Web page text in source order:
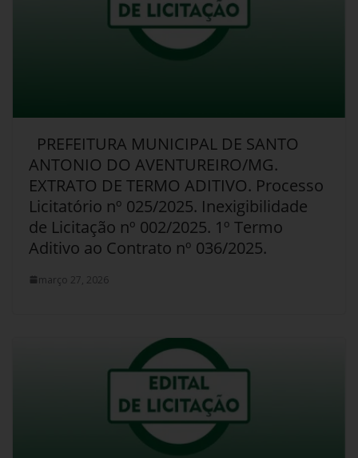
PREFEITURA MUNICIPAL DE SANTO
ANTONIO DO AVENTUREIRO/MG.
EXTRATO DE TERMO ADITIVO. Processo
Licitatório nº 025/2025. Inexigibilidade
de Licitação nº 002/2025. 1º Termo
Aditivo ao Contrato nº 036/2025.
março 27, 2026